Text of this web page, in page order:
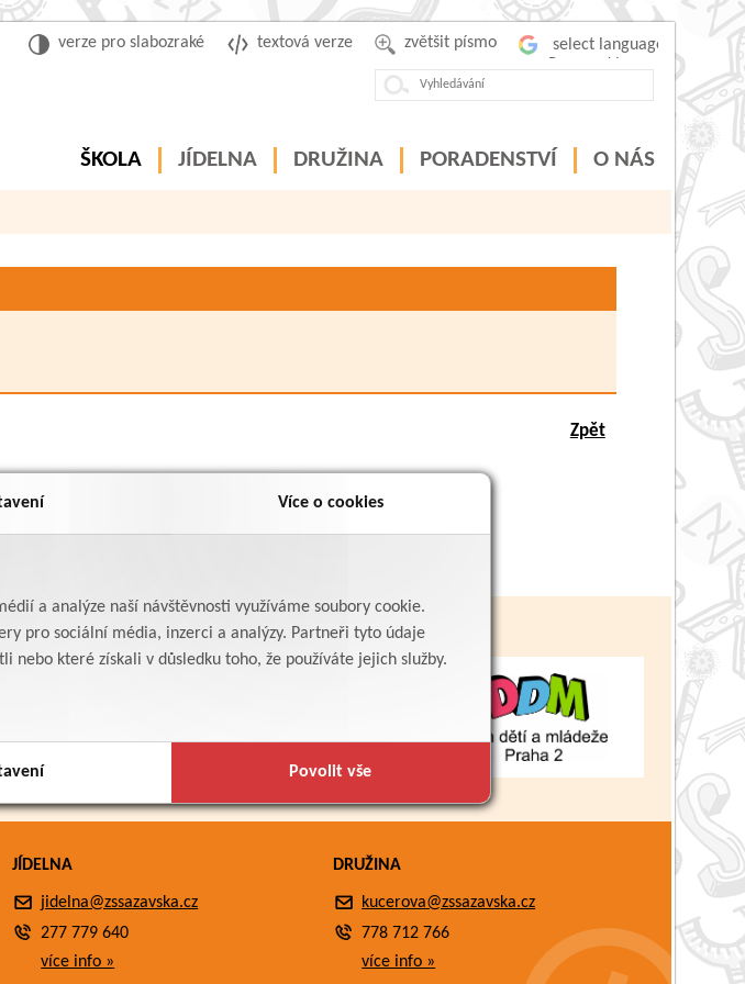
Více o cookies
a analýze naší návštěvnosti využíváme soubory cookie.
pro sociální média, inzerci a analýzy. Partneři tyto údaje
které získali v důsledku toho, že používáte jejich služby.
Povolit vše
zvětšit písmo
textová verze
verze pro slabozraké
ŠKOLA JÍDELNA DRUŽINA PORADENSTVÍ O NÁS
Zpět
JÍDELNA
jidelna@zssazavska.cz
277 779 640
více info »
DRUŽINA
kucerova@zssazavska.cz
778 712 766
více info »